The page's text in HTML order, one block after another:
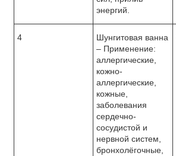
энергий.
4
Шунгитовая ванна
– Применение:
аллергические,
кожно-
аллергические,
кожные,
заболевания
сердечно-
сосудистой и
нервной систем,
бронхолёгочные,